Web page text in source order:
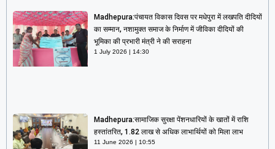
Madhepura:पंचायत विकास दिवस पर मधेपुरा में लखपति दीदियों
का सम्मान, नशामुक्त समाज के निर्माण में जीविका दीदियों की
भूमिका की प्रभारी मंत्री ने की सराहना
1 July 2026 14:30
Madhepura:सामाजिक सुरक्षा पेंशनधारियों के खातों में राशि
हस्तांतरित, 1.82 लाख से अधिक लाभार्थियों को मिला लाभ
11 June 2026 10:55